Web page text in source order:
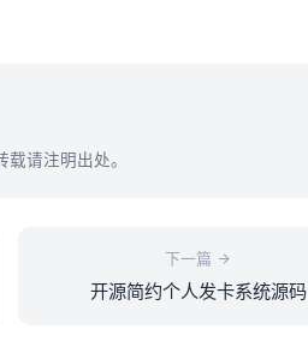
载请注明出处。
下一篇
开源简约个人发卡系统源码